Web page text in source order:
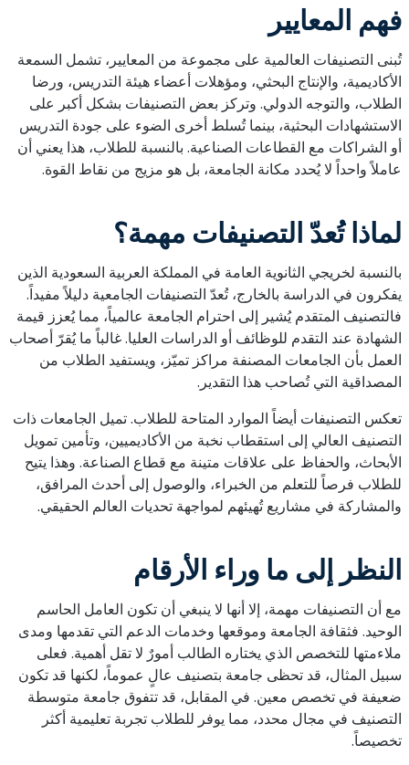
فهم المعايير
تُبنى التصنيفات العالمية على مجموعة من المعايير، تشمل السمعة
الأكاديمية، والإنتاج البحثي، ومؤهلات أعضاء هيئة التدريس، ورضا
الطلاب، والتوجه الدولي. وتركز بعض التصنيفات بشكل أكبر على
الاستشهادات البحثية، بينما تُسلط أخرى الضوء على جودة التدريس
أو الشراكات مع القطاعات الصناعية. بالنسبة للطلاب، هذا يعني أن
عاملاً واحداً لا يُحدد مكانة الجامعة، بل هو مزيج من نقاط القوة.
لماذا تُعدّ التصنيفات مهمة؟
بالنسبة لخريجي الثانوية العامة في المملكة العربية السعودية الذين
يفكرون في الدراسة بالخارج، تُعدّ التصنيفات الجامعية دليلاً مفيداً.
فالتصنيف المتقدم يُشير إلى احترام الجامعة عالمياً، مما يُعزز قيمة
الشهادة عند التقدم للوظائف أو الدراسات العليا. غالباً ما يُقرّ أصحاب
العمل بأن الجامعات المصنفة مراكز تميّز، ويستفيد الطلاب من
المصداقية التي تُصاحب هذا التقدير.
تعكس التصنيفات أيضاً الموارد المتاحة للطلاب. تميل الجامعات ذات
التصنيف العالي إلى استقطاب نخبة من الأكاديميين، وتأمين تمويل
الأبحاث، والحفاظ على علاقات متينة مع قطاع الصناعة. وهذا يتيح
للطلاب فرصاً للتعلم من الخبراء، والوصول إلى أحدث المرافق،
والمشاركة في مشاريع تُهيئهم لمواجهة تحديات العالم الحقيقي.
النظر إلى ما وراء الأرقام
مع أن التصنيفات مهمة، إلا أنها لا ينبغي أن تكون العامل الحاسم
الوحيد. فثقافة الجامعة وموقعها وخدمات الدعم التي تقدمها ومدى
ملاءمتها للتخصص الذي يختاره الطالب أمورٌ لا تقل أهمية. فعلى
سبيل المثال، قد تحظى جامعة بتصنيف عالٍ عموماً، لكنها قد تكون
ضعيفة في تخصص معين. في المقابل، قد تتفوق جامعة متوسطة
التصنيف في مجال محدد، مما يوفر للطلاب تجربة تعليمية أكثر
تخصيصاً.